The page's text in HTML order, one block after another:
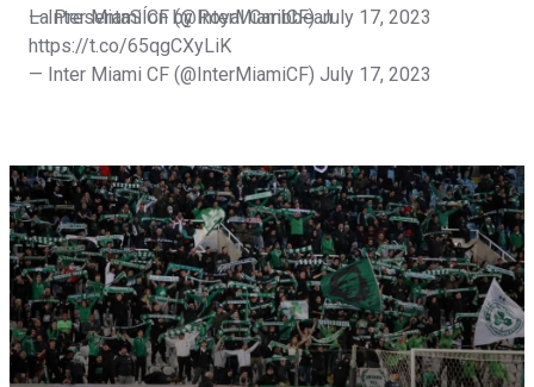
— Inter Miami CF (@InterMiamiCF)July 17, 2023
La PresentaSÍon by Royal Caribbean
https://t.co/65qgCXyLiK
— Inter Miami CF (@InterMiamiCF) July 17, 2023